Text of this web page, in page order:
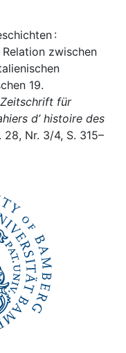
:
zwischen
19.
für
d’ histoire des
28, Nr. 3/4, S. 315–